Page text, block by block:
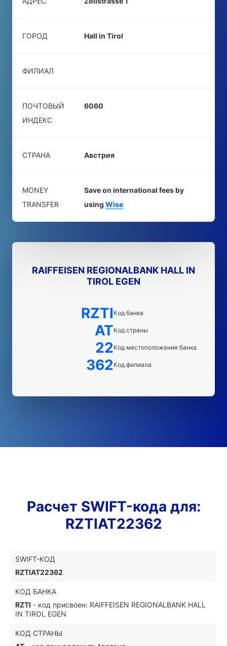
ГОРОД Hall in Tirol
ФИЛИАЛ
ПОЧТОВЫЙ
ИНДЕКС
6060
СТРАНА Австрия
MONEY
TRANSFER
Save on international fees by
using Wise
RAIFFEISEN REGIONALBANK HALL IN
TIROL EGEN
RZTI Код банка
ATКод страны
22Код местоположения банка
362Код филиала
Расчет SWIFT-кода для:
RZTIAT22362
SWIFT-КОД
RZTIAT22362
КОД БАНКА
RZTI - код присвоен: RAIFFEISEN REGIONALBANK HALL
IN TIROL EGEN
КОД СТРАНЫ